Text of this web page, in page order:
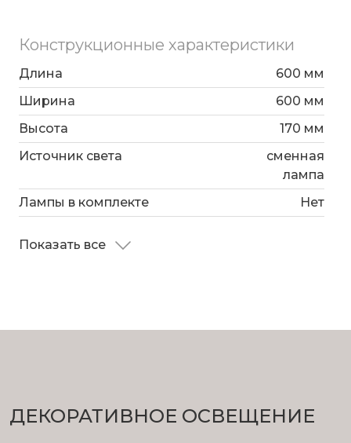
Конструкционные характеристики
Длина
600 мм
Ширина
600 мм
Высота
170 мм
Источник света
сменная
лампа
Лампы в комплекте
Нет
Показать все
ДЕКОРАТИВНОЕ ОСВЕЩЕНИЕ